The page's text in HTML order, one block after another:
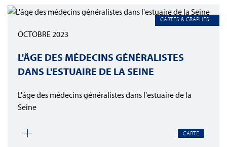
CARTES & GRAPHES
OCTOBRE 2023
L'ÂGE DES MÉDECINS GÉNÉRALISTES
DANS L'ESTUAIRE DE LA SEINE
L'âge des médecins généralistes dans l'estuaire de la
Seine
CARTE